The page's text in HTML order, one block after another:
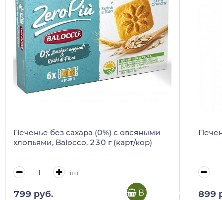
Печенье без сахара (0%) с овсяными
хлопьями, Balocco, 230 г (карт/кор)
шт
799 руб. В корзину 899